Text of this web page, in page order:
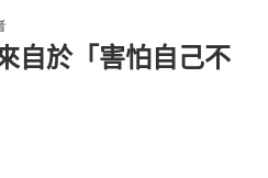
自於「害怕自己不